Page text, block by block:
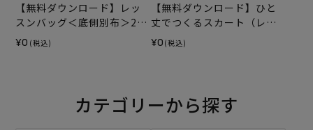
【無料ダウンロード】レッ
スンバッグ＜底側別布＞2
（レシピ）
¥0 (税込)
【無料ダウンロード】ひと
丈でつくるスカート（レシ
ピ）
¥0 (税込)
カテゴリーから探す